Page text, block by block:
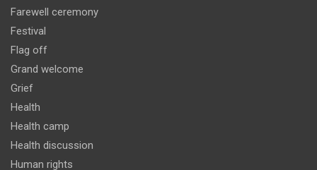
Farewell ceremony
Festival
Flag off
Grand welcome
Grief
Health
Health camp
Health discussion
Human rights